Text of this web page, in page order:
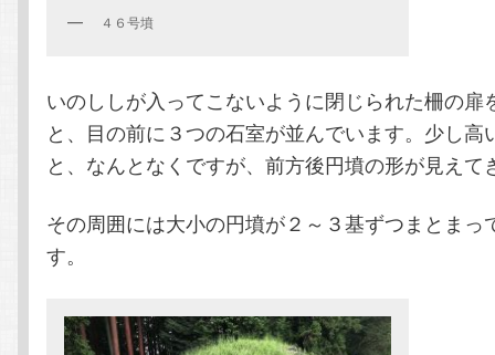
４６号墳
いのししが入ってこないように閉じられた柵の扉
と、目の前に３つの石室が並んでいます。少し高
と、なんとなくですが、前方後円墳の形が見えて
その周囲には大小の円墳が２～３基ずつまとまっ
す。